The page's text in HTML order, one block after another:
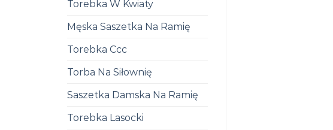
Torebka W Kwiaty
Męska Saszetka Na Ramię
Torebka Ccc
Torba Na Siłownię
Saszetka Damska Na Ramię
Torebka Lasocki